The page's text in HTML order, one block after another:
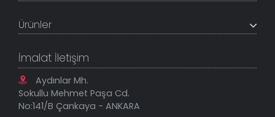
Banka Hesapları
Sık Sorulan Sorular
Tüm Siparişlerim
Geçerli İade Koşulları
Mesafeli Satış Sözleşmesi
Gizlilik Güvenlik Politikası
Ürünler
Tablonu Sen Tasarla
Tablo Saatler
Yeni Eklenenler
En Çok Satılanlar
İndirimli Tablolar
İmalat İletişim
Aydınlar Mh.
Sokullu Mehmet Paşa Cd.
No:141/B Çankaya - ANKARA